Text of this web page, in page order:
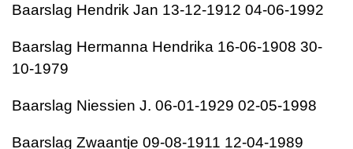
Baarslag Hendrik Jan 13-12-1912 04-06-1992
Baarslag Hermanna Hendrika 16-06-1908 30-
10-1979
Baarslag Niessien J. 06-01-1929 02-05-1998
Baarslag Zwaantje 09-08-1911 12-04-1989